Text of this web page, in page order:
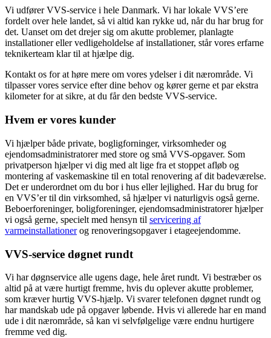
Vi udfører VVS-service i hele Danmark. Vi har lokale VVS’ere
fordelt over hele landet, så vi altid kan rykke ud, når du har brug for
det. Uanset om det drejer sig om akutte problemer, planlagte
installationer eller vedligeholdelse af installationer, står vores erfarne
teknikerteam klar til at hjælpe dig.
Kontakt os for at høre mere om vores ydelser i dit nærområde. Vi
tilpasser vores service efter dine behov og kører gerne et par ekstra
kilometer for at sikre, at du får den bedste VVS-service.
Hvem er vores kunder
Vi hjælper både private, bogligforninger, virksomheder og
ejendomsadministratorer med store og små VVS-opgaver. Som
privatperson hjælper vi dig med alt lige fra et stoppet afløb og
montering af vaskemaskine til en total renovering af dit badeværelse.
Det er underordnet om du bor i hus eller lejlighed. Har du brug for
en VVS’er til din virksomhed, så hjælper vi naturligvis også gerne.
Beboerforeninger, boligforeninger, ejendomsadministratorer hjælper
vi også gerne, specielt med hensyn til servicering af
varmeinstallationerog renoveringsopgaver i etageejendomme.
VVS-service døgnet rundt
Vi har døgnservice alle ugens dage, hele året rundt. Vi bestræber os
altid på at være hurtigt fremme, hvis du oplever akutte problemer,
som kræver hurtig VVS-hjælp. Vi svarer telefonen døgnet rundt og
har mandskab ude på opgaver løbende. Hvis vi allerede har en mand
ude i dit nærområde, så kan vi selvfølgelige være endnu hurtigere
fremme ved dig.